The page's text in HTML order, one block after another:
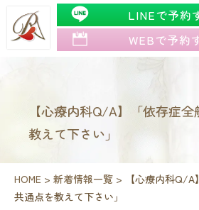
LINEで予約
WEBで予約
【心療内科Q/A】「依存症
教えて下さい」
HOME > 新着情報一覧 >
【心療内科Q/
共通点を教えて下さい」